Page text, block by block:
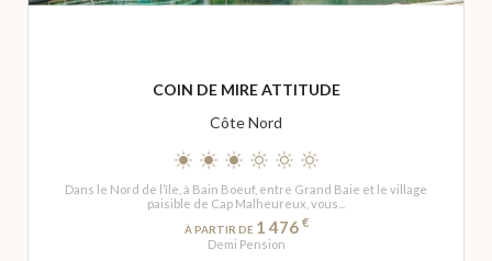
COIN DE MIRE ATTITUDE
Côte Nord
Dans le Nord de l’île, à Bain Boeuf, entre Grand Baie et le village
paisible de Cap Malheureux, vous...
À PARTIR DE 1 476 €
Demi Pension